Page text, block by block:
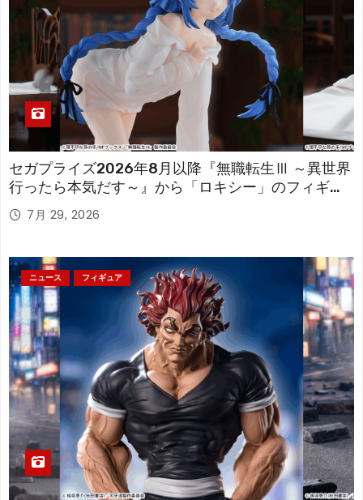
セガプライズ2026年8月以降『無職転生Ⅲ ～異世界
行ったら本気だす～』から「ロキシー」のフィギュ
アが登場！
7月 29, 2026
ニュース フィギュア